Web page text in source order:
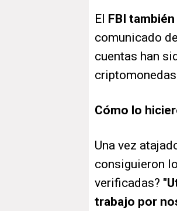
El FBI
comunicado
cuentas han
Cómo lo
Una vez
consiguieron
verificadas?
trabajo por